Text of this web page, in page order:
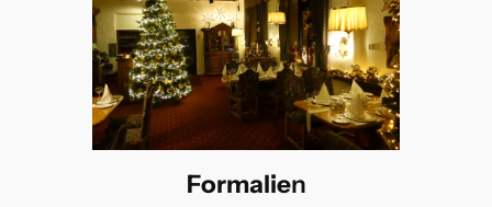
Formalien